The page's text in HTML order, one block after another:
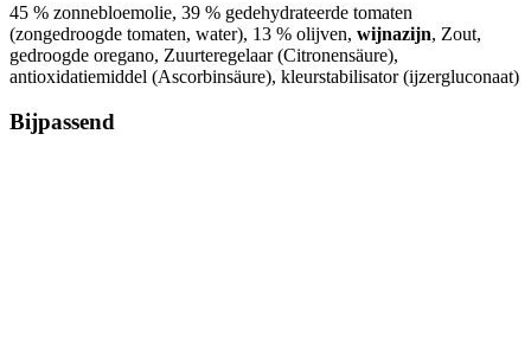
45 % zonnebloemolie, 39 % gedehydrateerde tomaten
(zongedroogde tomaten, water), 13 % olijven, wijnazijn, Zout,
gedroogde oregano, Zuurteregelaar (Citronensäure),
antioxidatiemiddel (Ascorbinsäure), kleurstabilisator (ijzergluconaat)
Bijpassend